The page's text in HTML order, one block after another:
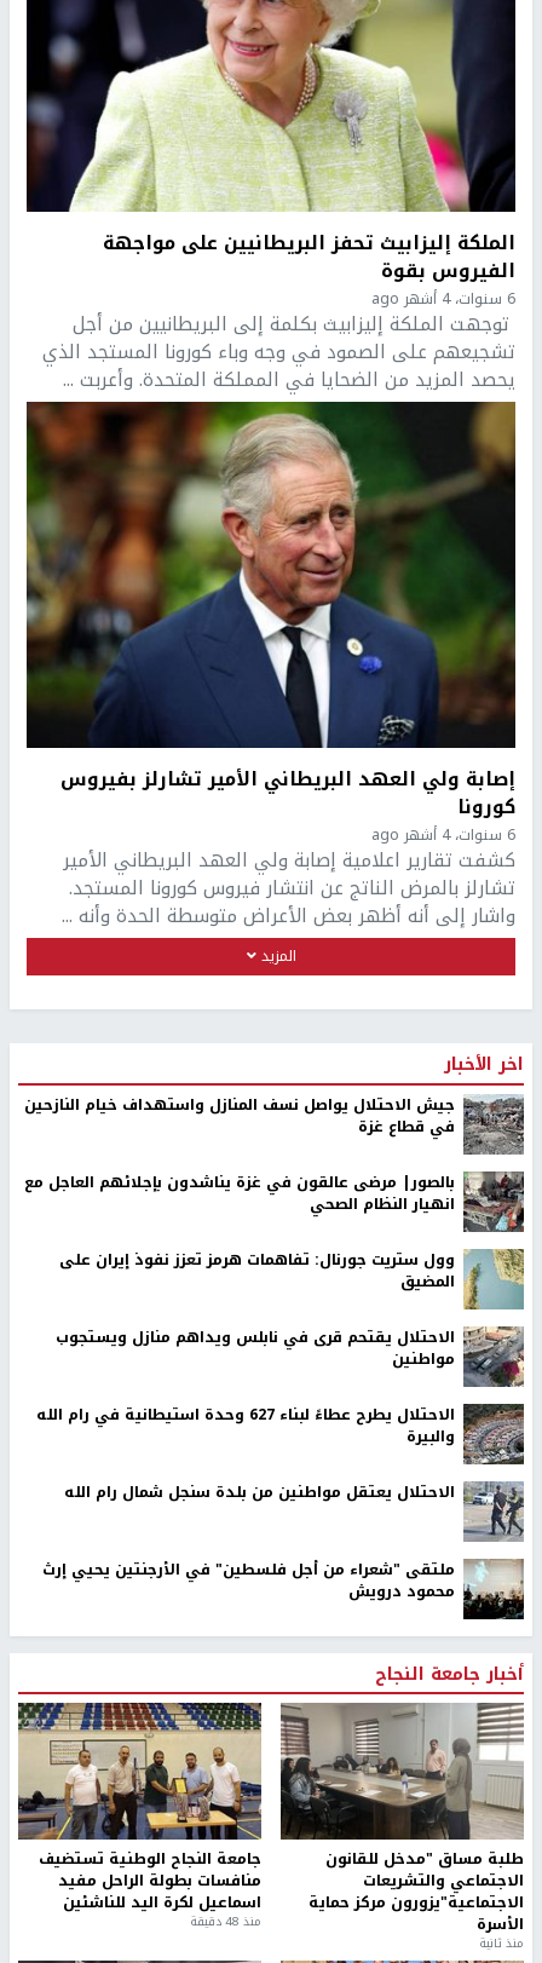
الملكة إليزابيث تحفز البريطانيين على مواجهة
الفيروس بقوة
6 سنوات، 4 أشهر ago
توجهت الملكة إليزابيث بكلمة إلى البريطانيين من أجل
تشجيعهم على الصمود في وجه وباء كورونا المستجد الذي
يحصد المزيد من الضحايا في المملكة المتحدة. وأعربت ...
إصابة ولي العهد البريطاني الأمير تشارلز بفيروس
كورونا
6 سنوات، 4 أشهر ago
كشفت تقارير اعلامية إصابة ولي العهد البريطاني الأمير
تشارلز بالمرض الناتج عن انتشار فيروس كورونا المستجد.
واشار إلى أنه أظهر بعض الأعراض متوسطة الحدة وأنه ...
المزيد
اخر الأخبار
جيش الاحتلال يواصل نسف المنازل واستهداف خيام النازحين
في قطاع غزة
بالصور| مرضى عالقون في غزة يناشدون بإجلائهم العاجل مع
انهيار النظام الصحي
وول ستريت جورنال: تفاهمات هرمز تعزز نفوذ إيران على
المضيق
الاحتلال يقتحم قرى في نابلس ويداهم منازل ويستجوب
مواطنين
الاحتلال يطرح عطاءً لبناء 627 وحدة استيطانية في رام الله
والبيرة
الاحتلال يعتقل مواطنين من بلدة سنجل شمال رام الله
ملتقى "شعراء من أجل فلسطين" في الأرجنتين يحيي إرث
محمود درويش
أخبار جامعة النجاح
طلبة مساق "مدخل للقانون
الاجتماعي والتشريعات
الاجتماعية"يزورون مركز حماية
الأسرة
منذ ثانية
جامعة النجاح الوطنية تستضيف
منافسات بطولة الراحل مفيد
اسماعيل لكرة اليد للناشئين
منذ 48 دقيقة